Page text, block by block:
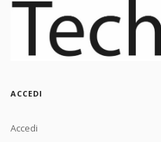
ACCEDI
Accedi